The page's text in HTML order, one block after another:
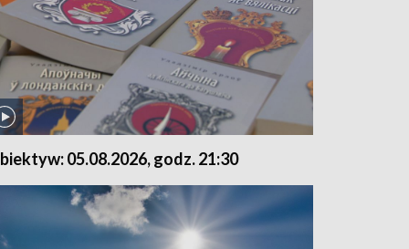
05.08.2026, godz. 21:30